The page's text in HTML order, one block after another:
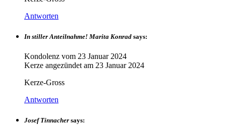
Antworten
In stiller Anteilnahme! Marita Konrad says:
Kondolenz vom 23 Januar 2024
Kerze angezündet am 23 Januar 2024
Kerze-Gross
Antworten
Josef Tinnacher says: